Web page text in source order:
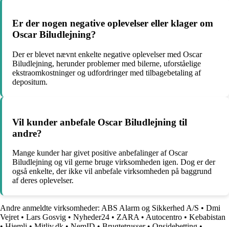
Er der nogen negative oplevelser eller klager om
Oscar Biludlejning?
Der er blevet nævnt enkelte negative oplevelser med Oscar
Biludlejning, herunder problemer med bilerne, uforståelige
ekstraomkostninger og udfordringer med tilbagebetaling af
depositum.
Vil kunder anbefale Oscar Biludlejning til
andre?
Mange kunder har givet positive anbefalinger af Oscar
Biludlejning og vil gerne bruge virksomheden igen. Dog er der
også enkelte, der ikke vil anbefale virksomheden på baggrund
af deres oplevelser.
Andre anmeldte virksomheder: ABS Alarm og Sikkerhed A/S • Dmi
Vejret • Lars Gosvig • Nyheder24 • ZARA • Autocentro • Kebabistan